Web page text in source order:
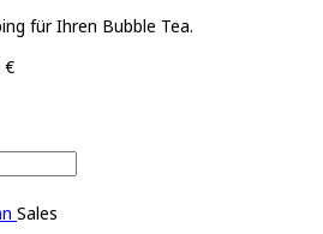
für Ihren Bubble Tea.
€
Sales